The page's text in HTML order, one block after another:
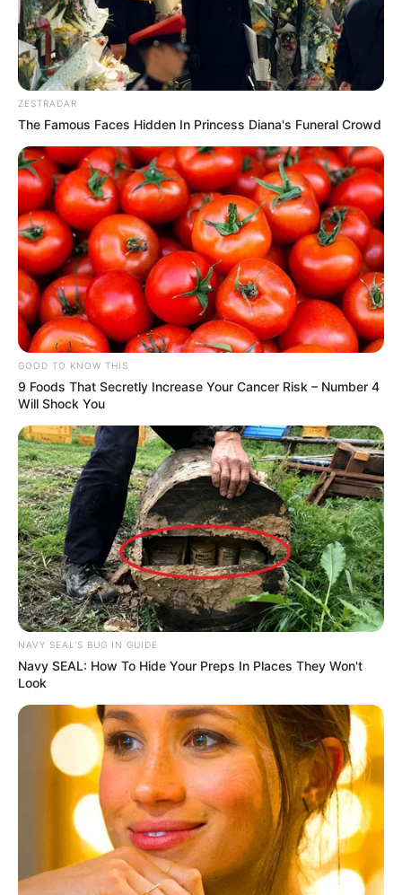
ZESTRADAR
The Famous Faces Hidden In Princess Diana's Funeral Crowd
GOOD TO KNOW THIS
9 Foods That Secretly Increase Your Cancer Risk – Number 4
Will Shock You
NAVY SEAL'S BUG IN GUIDE
Navy SEAL: How To Hide Your Preps In Places They Won't
Look